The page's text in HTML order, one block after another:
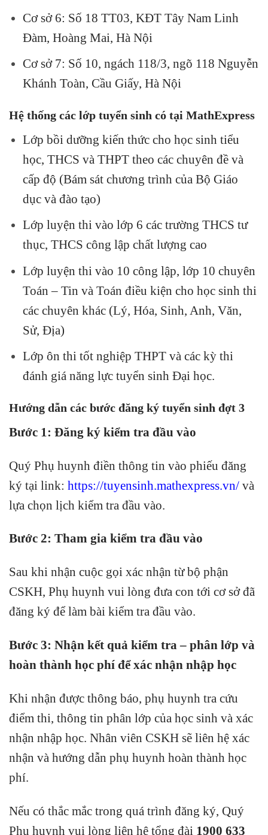
Cơ sở 6: Số 18 TT03, KĐT Tây Nam Linh
Đàm, Hoàng Mai, Hà Nội
Cơ sở 7: Số 10, ngách 118/3, ngõ 118 Nguyễn
Khánh Toàn, Cầu Giấy, Hà Nội
Hệ thống các lớp tuyển sinh có tại MathExpress
Lớp bồi dưỡng kiến thức cho học sinh tiểu
học, THCS và THPT theo các chuyên đề và
cấp độ (Bám sát chương trình của Bộ Giáo
dục và đào tạo)
Lớp luyện thi vào lớp 6 các trường THCS tư
thục, THCS công lập chất lượng cao
Lớp luyện thi vào 10 công lập, lớp 10 chuyên
Toán – Tin và Toán điều kiện cho học sinh thi
các chuyên khác (Lý, Hóa, Sinh, Anh, Văn,
Sử, Địa)
Lớp ôn thi tốt nghiệp THPT và các kỳ thi
đánh giá năng lực tuyển sinh Đại học.
Hướng dẫn các bước đăng ký tuyển sinh đợt 3
Bước 1: Đăng ký kiểm tra đầu vào
Quý Phụ huynh điền thông tin vào phiếu đăng
ký tại link: https://tuyensinh.mathexpress.vn/ và
lựa chọn lịch kiểm tra đầu vào.
Bước 2: Tham gia kiểm tra đầu vào
Sau khi nhận cuộc gọi xác nhận từ bộ phận
CSKH, Phụ huynh vui lòng đưa con tới cơ sở đã
đăng ký để làm bài kiểm tra đầu vào.
Bước 3: Nhận kết quả kiểm tra – phân lớp và
hoàn thành học phí để xác nhận nhập học
Khi nhận được thông báo, phụ huynh tra cứu
điểm thi, thông tin phân lớp của học sinh và xác
nhận nhập học. Nhân viên CSKH sẽ liên hệ xác
nhận và hướng dẫn phụ huynh hoàn thành học
phí.
Nếu có thắc mắc trong quá trình đăng ký, Quý
Phụ huynh vui lòng liên hệ tổng đài 1900 633